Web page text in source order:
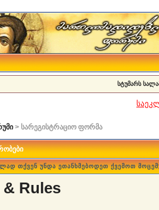
სტუმარს
> სარეგისტრაციო ფორმა
თქვენ უნდა ეთანხმებოდეთ ქვემოთ
Rules